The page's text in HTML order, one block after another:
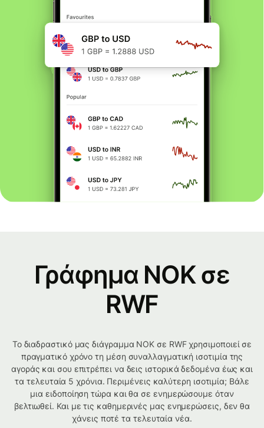
Γράφημα NOK σε
RWF
Το διαδραστικό μας διάγραμμα NOK σε RWF χρησιμοποιεί σε
πραγματικό χρόνο τη μέση συναλλαγματική ισοτιμία της
αγοράς και σου επιτρέπει να δεις ιστορικά δεδομένα έως και
τα τελευταία 5 χρόνια. Περιμένεις καλύτερη ισοτιμία; Βάλε
μια ειδοποίηση τώρα και θα σε ενημερώσουμε όταν
βελτιωθεί. Και με τις καθημερινές μας ενημερώσεις, δεν θα
χάνεις ποτέ τα τελευταία νέα.